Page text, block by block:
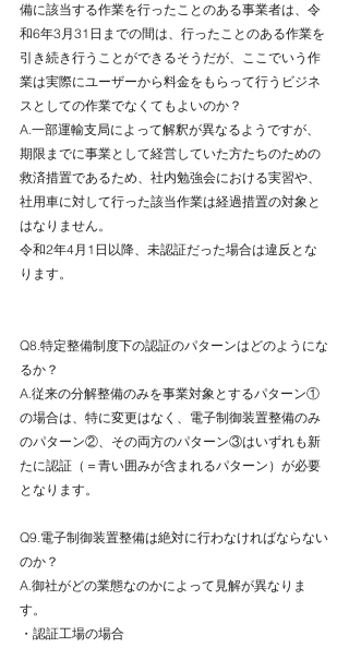
備に該当する作業を行ったことのある事業者は、令
和6年3月31日までの間は、行ったことのある作業を
引き続き行うことができるそうだが、ここでいう作
業は実際にユーザーから料金をもらって行うビジネ
スとしての作業でなくてもよいのか？
A.一部運輸支局によって解釈が異なるようですが、
期限までに事業として経営していた方たちのための
救済措置であるため、社内勉強会における実習や、
社用車に対して行った該当作業は経過措置の対象と
はなりません。
令和2年4月1日以降、未認証だった場合は違反とな
ります。
Q8.特定整備制度下の認証のパターンはどのようにな
るか？
A.従来の分解整備のみを事業対象とするパターン①
の場合は、特に変更はなく、電子制御装置整備のみ
のパターン②、その両方のパターン③はいずれも新
たに認証（＝青い囲みが含まれるパターン）が必要
となります。
Q9.電子制御装置整備は絶対に行わなければならない
のか？
A.御社がどの業態なのかによって見解が異なりま
す。
・認証工場の場合